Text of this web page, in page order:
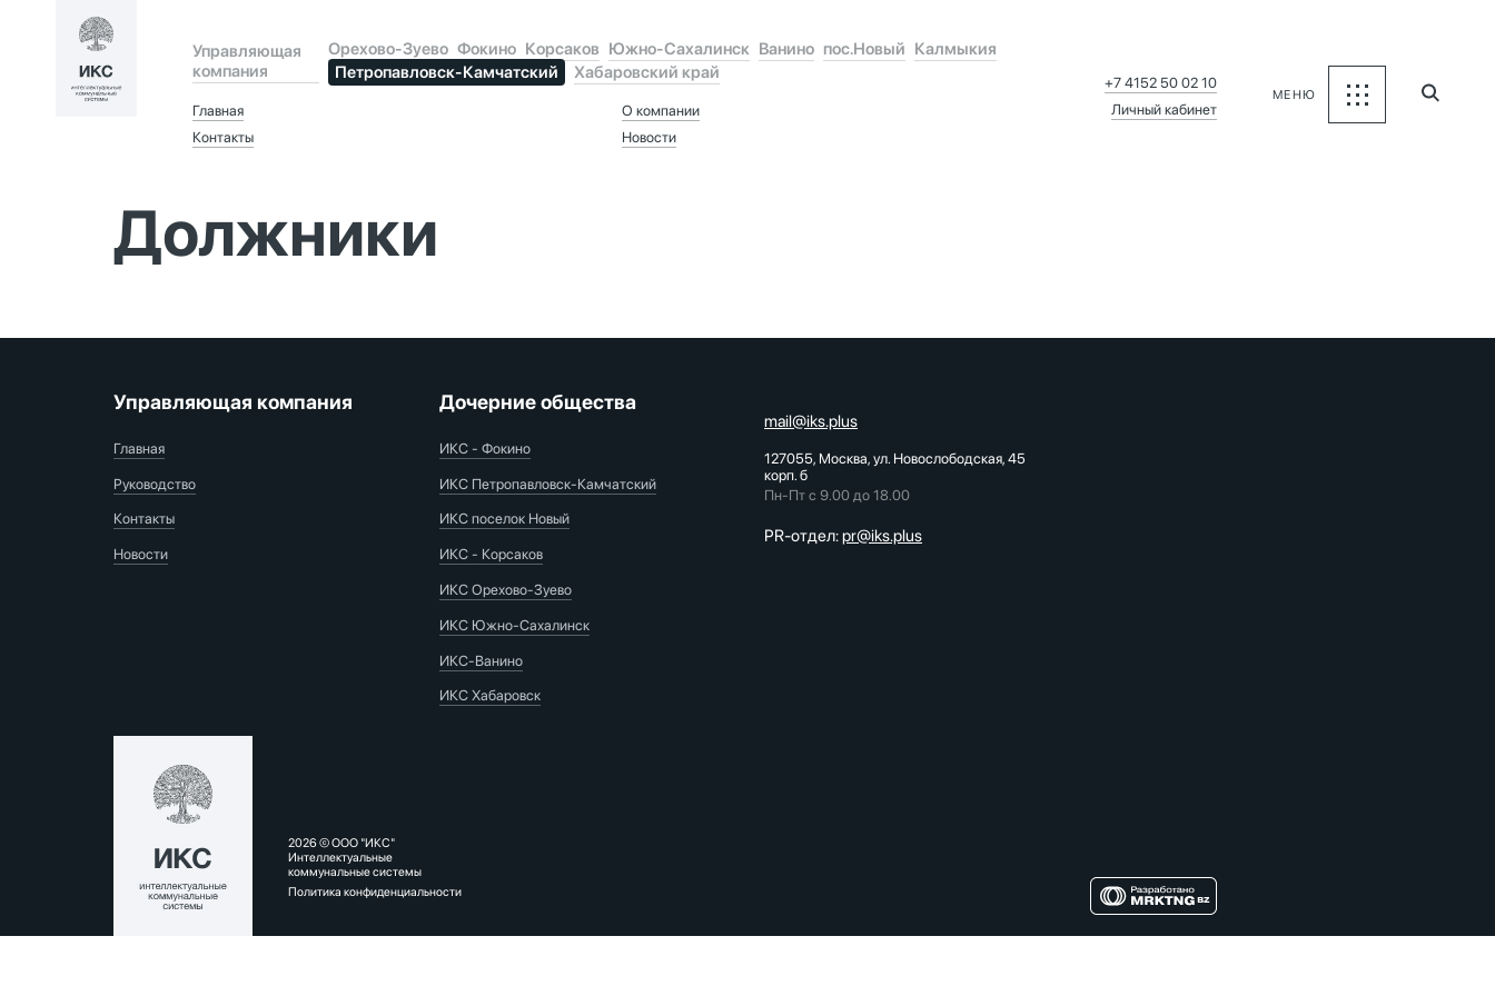
Управляющая
компания
Орехово-Зуево Фокино Корсаков Южно-Сахалинск Ванино пос.Новый Калмыкия
Петропавловск-Камчатский
Хабаровский край
Главная
Контакты
О компании
Новости
+7 4152 50 02 10
Личный кабинет
МЕНЮ
Должники
Управляющая компания
Главная
Руководство
Контакты
Новости
Дочерние общества
ИКС - Фокино
ИКС Петропавловск-Камчатский
ИКС поселок Новый
ИКС - Корсаков
ИКС Орехово-Зуево
ИКС Южно-Сахалинск
ИКС-Ванино
ИКС Хабаровск
mail@iks.plus
127055, Москва, ул. Новослободская, 45
корп. б
Пн-Пт с 9.00 до 18.00
PR-отдел:pr@iks.plus
2026 © ООО "ИКС"
Интеллектуальные
коммунальные системы
Политика конфиденциальности